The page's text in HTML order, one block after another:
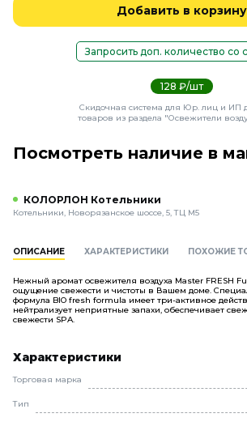
Добавить в корзину
Запросить доп. количество со
128 ₽/шт
Скидочная система для Юр. лиц и ИП
товаров из раздела "Освежители
Посмотреть наличие в
КОЛОРЛОН Котельники
Котельники, Новорязанское шоссе, 5, ТЦ М5
ОПИСАНИЕ ХАРАКТЕРИСТИКИ ПОХОЖИЕ
Нежный аромат освежителя воздуха Master FRESH
ощущение свежести и чистоты в Вашем доме.
формула BIO fresh formula имеет три-активное
нейтрализует неприятные запахи, обеспечивает
свежести SPA.
Характеристики
Торговая марка
Тип